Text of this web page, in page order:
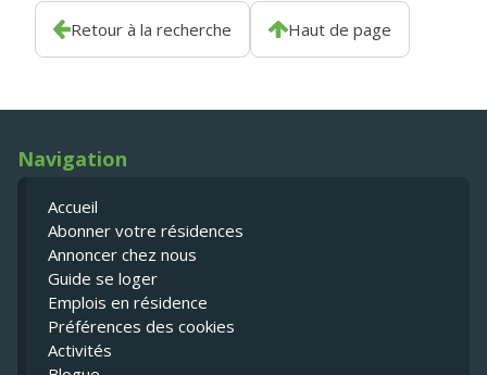
Retour à la recherche Haut de page
Navigation
Accueil
Abonner votre résidences
Annoncer chez nous
Guide se loger
Emplois en résidence
Préférences des cookies
Activités